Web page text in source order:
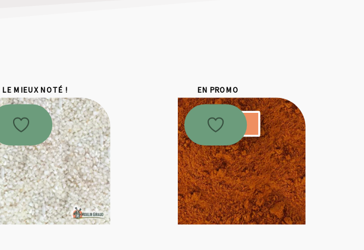
LE MIEUX NOTÉ ! EN PROMO
Promo !